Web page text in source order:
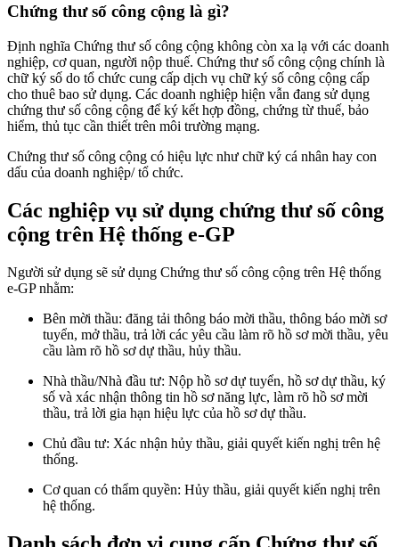
Chứng thư số công cộng là gì?
Định nghĩa Chứng thư số công cộng không còn xa lạ với các doanh
nghiệp, cơ quan, người nộp thuế. Chứng thư số công cộng chính là
chữ ký số do tổ chức cung cấp dịch vụ chữ ký số công cộng cấp
cho thuê bao sử dụng. Các doanh nghiệp hiện vẫn đang sử dụng
chứng thư số công cộng để ký kết hợp đồng, chứng từ thuế, bảo
hiểm, thủ tục cần thiết trên môi trường mạng.
Chứng thư số công cộng có hiệu lực như chữ ký cá nhân hay con
dấu của doanh nghiệp/ tổ chức.
Các nghiệp vụ sử dụng chứng thư số công
cộng trên Hệ thống e-GP
Người sử dụng sẽ sử dụng Chứng thư số công cộng trên Hệ thống
e-GP nhằm:
Bên mời thầu: đăng tải thông báo mời thầu, thông báo mời sơ
tuyển, mở thầu, trả lời các yêu cầu làm rõ hồ sơ mời thầu, yêu
cầu làm rõ hồ sơ dự thầu, hủy thầu.
Nhà thầu/Nhà đầu tư: Nộp hồ sơ dự tuyển, hồ sơ dự thầu, ký
số và xác nhận thông tin hồ sơ năng lực, làm rõ hồ sơ mời
thầu, trả lời gia hạn hiệu lực của hồ sơ dự thầu.
Chủ đầu tư: Xác nhận hủy thầu, giải quyết kiến nghị trên hệ
thống.
Cơ quan có thẩm quyền: Hủy thầu, giải quyết kiến nghị trên
hệ thống.